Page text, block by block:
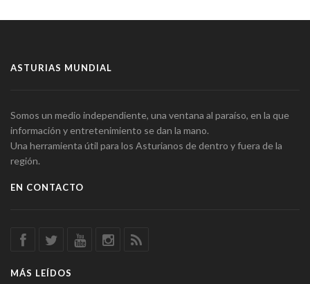
ASTURIAS MUNDIAL
Somos un medio independiente, una ventana al paraíso, en la que
información y entretenimiento se dan la mano.
Una herramienta útil para los Asturianos de dentro y fuera de la
región.
EN CONTACTO
MÁS LEÍDOS